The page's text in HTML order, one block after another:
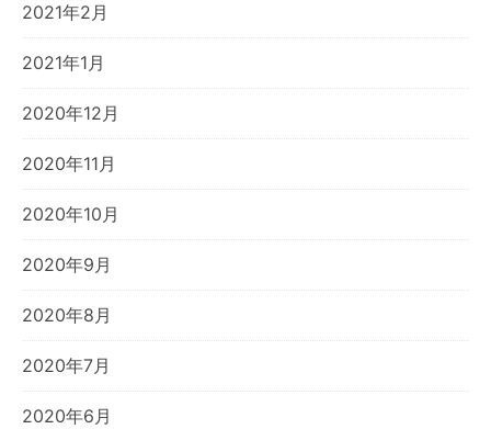
2021年2月
2021年1月
2020年12月
2020年11月
2020年10月
2020年9月
2020年8月
2020年7月
2020年6月